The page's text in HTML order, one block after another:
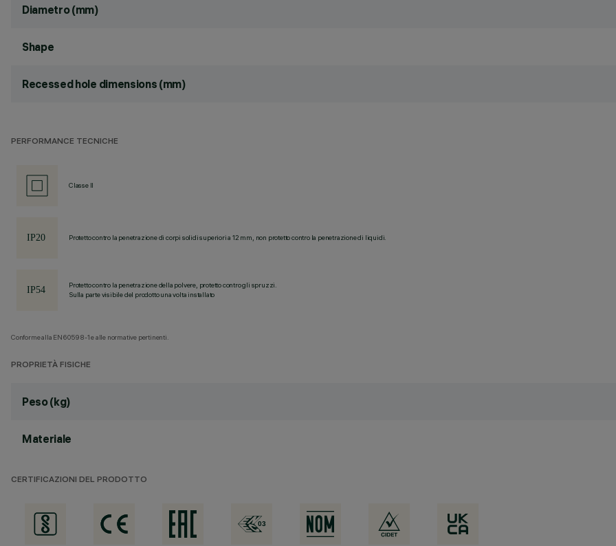
Diametro (mm)
Shape
Recessed hole dimensions (mm)
PERFORMANCE TECNICHE
Classe II
Protetto contro la penetrazione di corpi solidi superiori a 12 mm, non protetto contro la penetrazione di liquidi.
Protetto contro la penetrazione della polvere, protetto contro gli spruzzi.
Sulla parte visibile del prodotto una volta installato
Conforme alla EN60598-1 e alle normative pertinenti.
PROPRIETÀ FISICHE
Peso (kg)
Materiale
CERTIFICAZIONI DEL PRODOTTO